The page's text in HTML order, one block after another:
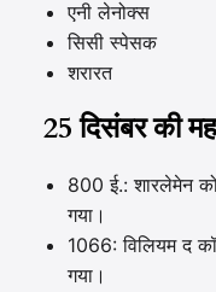
एनी लेनोक्स
सिसी स्पेसक
शरारत
25 दिसंबर की
800 ई.: शारलेमेन को
गया।
1066: विलियम द
गया।